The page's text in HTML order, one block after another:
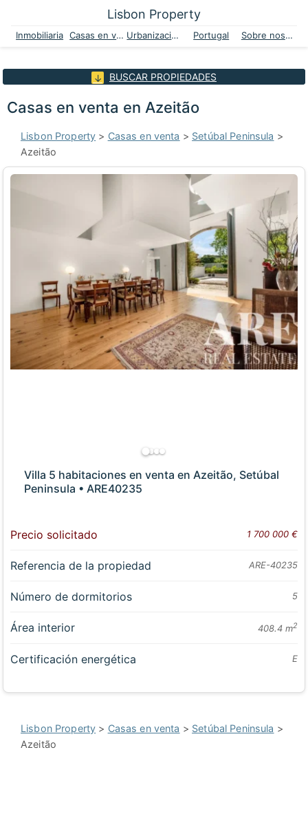
Lisbon Property
Inmobiliaria Casas en venta Urbanizaciones Portugal Sobre nosotros
BUSCAR PROPIEDADES
Casas en venta en Azeitão
Lisbon Property > Casas en venta > Setúbal Peninsula >
Azeitão
Villa 5 habitaciones en venta en Azeitão, Setúbal
Peninsula • ARE40235
Precio solicitado 1 700 000 €
Referencia de la propiedad ARE-40235
Número de dormitorios 5
Área interior 408.4 m2
Certificación energética E
Lisbon Property > Casas en venta > Setúbal Peninsula >
Azeitão